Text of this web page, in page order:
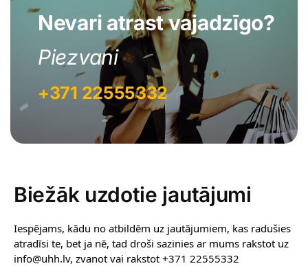
Nevari atrast vajadzīgo?
Piezvani
+371 22555332
Biežāk uzdotie jautājumi
Iespējams, kādu no atbildēm uz jautājumiem, kas radušies
atradīsi te, bet ja nē, tad droši sazinies ar mums rakstot uz
info@uhh.lv, zvanot vai rakstot +371 22555332